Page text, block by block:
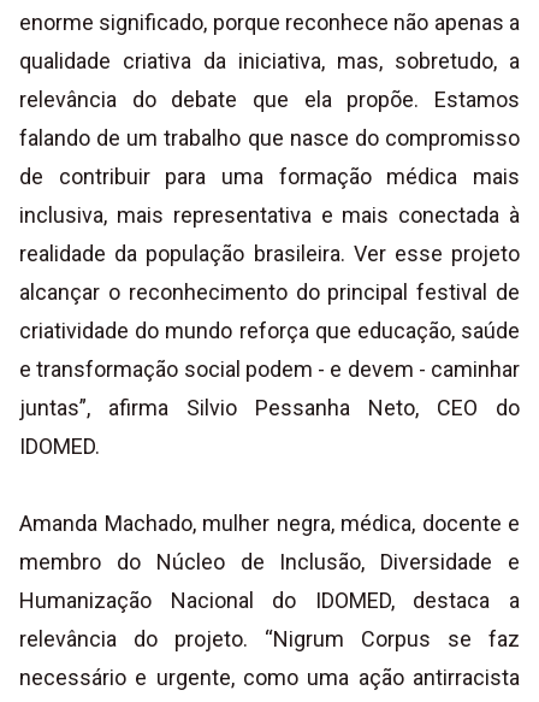
enorme significado, porque reconhece não apenas a
qualidade criativa da iniciativa, mas, sobretudo, a
relevância do debate que ela propõe. Estamos
falando de um trabalho que nasce do compromisso
de contribuir para uma formação médica mais
inclusiva, mais representativa e mais conectada à
realidade da população brasileira. Ver esse projeto
alcançar o reconhecimento do principal festival de
criatividade do mundo reforça que educação, saúde
e transformação social podem - e devem - caminhar
juntas”, afirma Silvio Pessanha Neto, CEO do
IDOMED.
Amanda Machado, mulher negra, médica, docente e
membro do Núcleo de Inclusão, Diversidade e
Humanização Nacional do IDOMED, destaca a
relevância do projeto. “Nigrum Corpus se faz
necessário e urgente, como uma ação antirracista